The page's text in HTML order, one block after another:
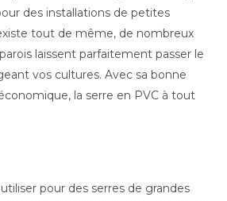
des installations de petites
tout de même, de nombreux
laissent parfaitement passer le
vos cultures. Avec sa bonne
la serre en PVC à tout
pour des serres de grandes